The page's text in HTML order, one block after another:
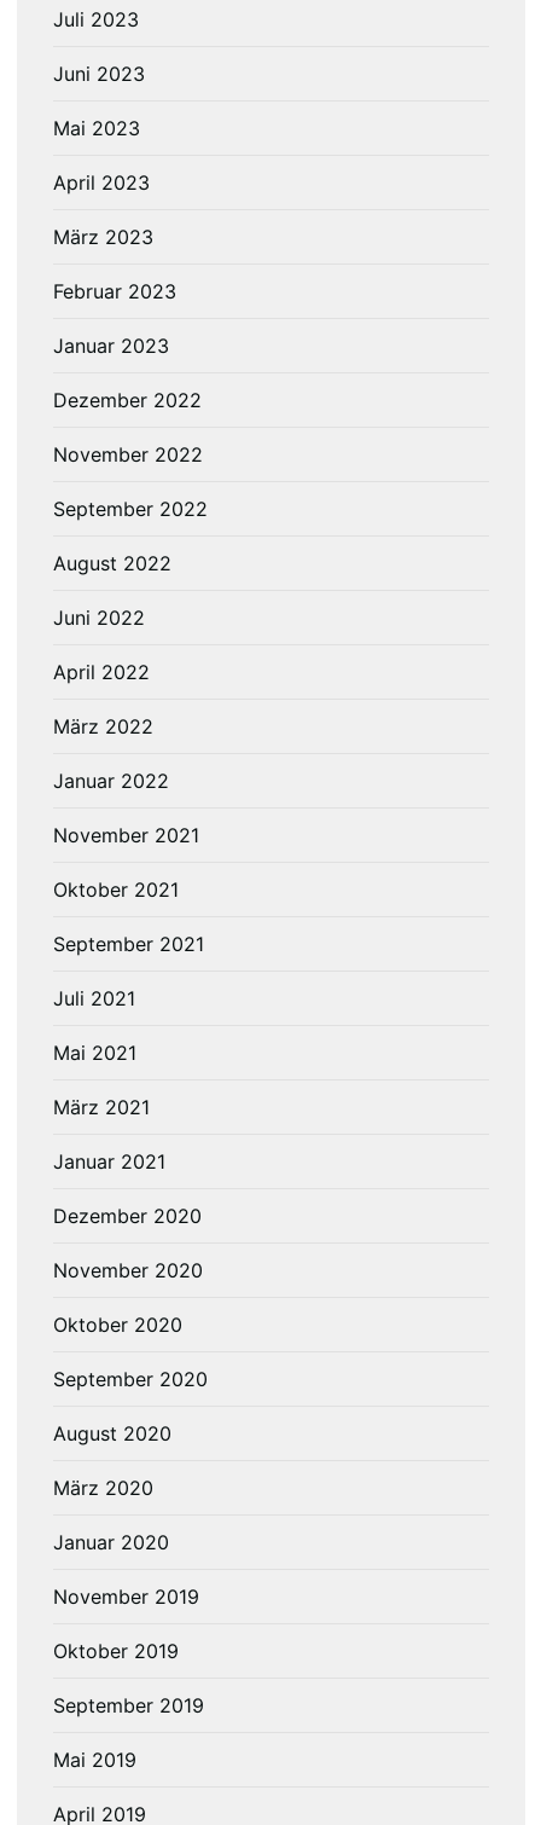
Juli 2023
Juni 2023
Mai 2023
April 2023
März 2023
Februar 2023
Januar 2023
Dezember 2022
November 2022
September 2022
August 2022
Juni 2022
April 2022
März 2022
Januar 2022
November 2021
Oktober 2021
September 2021
Juli 2021
Mai 2021
März 2021
Januar 2021
Dezember 2020
November 2020
Oktober 2020
September 2020
August 2020
März 2020
Januar 2020
November 2019
Oktober 2019
September 2019
Mai 2019
April 2019